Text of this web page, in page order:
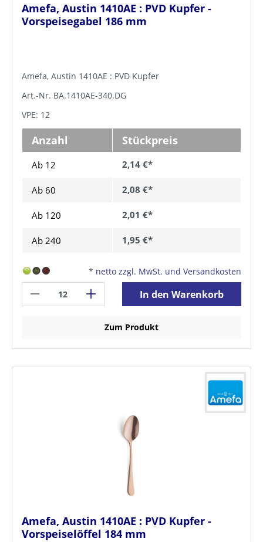
Amefa, Austin 1410AE : PVD Kupfer -
Vorspeisegabel 186 mm
Amefa, Austin 1410AE : PVD Kupfer
Art.-Nr. BA.1410AE-340.DG
VPE: 12
Anzahl Stückpreis
Ab 12 2,14 €*
Ab 60 2,08 €*
Ab 120 2,01 €*
Ab 240 1,95 €*
* netto zzgl. MwSt. und Versandkosten
In den Warenkorb
Zum Produkt
Amefa, Austin 1410AE : PVD Kupfer -
Vorspeiselöffel 184 mm